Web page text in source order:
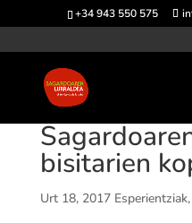
+34 943 550 575
bisitarien
Urt 18, 2017 Esperientziak,